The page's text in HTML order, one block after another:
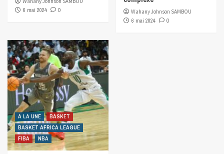
6 mai 2024
0
Wahany Johnson SAMBOU
6 mai 2024
0
A LA UNE
BASKET
BASKET AFRICA LEAGUE
FIBA
NBA